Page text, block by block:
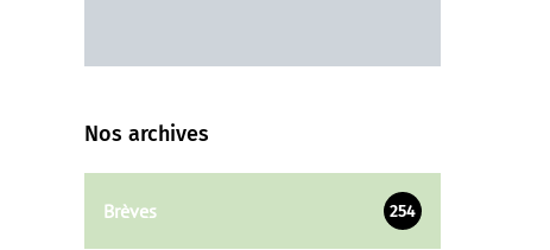
Nos archives
Brèves 254